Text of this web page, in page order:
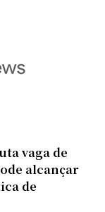
vaga de
alcançar
de